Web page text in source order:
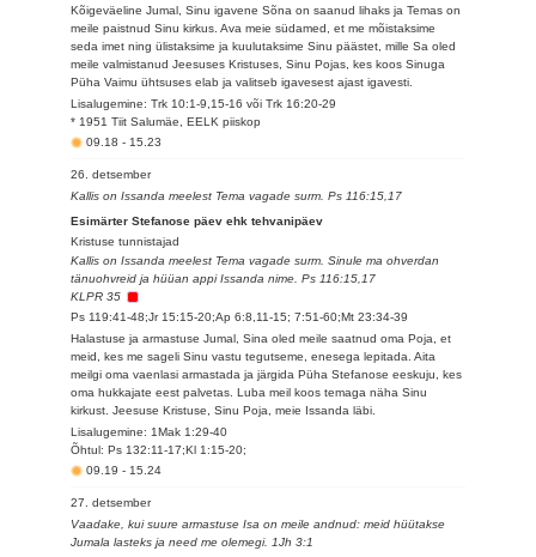
Kõigeväeline Jumal, Sinu igavene Sõna on saanud lihaks ja Temas on
meile paistnud Sinu kirkus. Ava meie südamed, et me mõistaksime
seda imet ning ülistaksime ja kuulutaksime Sinu päästet, mille Sa oled
meile valmistanud Jeesuses Kristuses, Sinu Pojas, kes koos Sinuga
Püha Vaimu ühtsuses elab ja valitseb igavesest ajast igavesti.
Lisalugemine: Trk 10:1-9,15-16 või Trk 16:20-29
* 1951 Tiit Salumäe, EELK piiskop
09.18- 15.23
26. detsember
Kallis on Issanda meelest Tema vagade surm. Ps 116:15,17
Esimärter Stefanose päev ehk tehvanipäev
Kristuse tunnistajad
Kallis on Issanda meelest Tema vagade surm. Sinule ma ohverdan
tänuohvreid ja hüüan appi Issanda nime. Ps 116:15,17
KLPR 35
Ps 119:41-48;Jr 15:15-20;Ap 6:8,11-15; 7:51-60;Mt 23:34-39
Halastuse ja armastuse Jumal, Sina oled meile saatnud oma Poja, et
meid, kes me sageli Sinu vastu tegutseme, enesega lepitada. Aita
meilgi oma vaenlasi armastada ja järgida Püha Stefanose eeskuju, kes
oma hukkajate eest palvetas. Luba meil koos temaga näha Sinu
kirkust. Jeesuse Kristuse, Sinu Poja, meie Issanda läbi.
Lisalugemine: 1Mak 1:29-40
Õhtul: Ps 132:11-17;Kl 1:15-20;
09.19- 15.24
27. detsember
Vaadake, kui suure armastuse Isa on meile andnud: meid hüütakse
Jumala lasteks ja need me olemegi. 1Jh 3:1